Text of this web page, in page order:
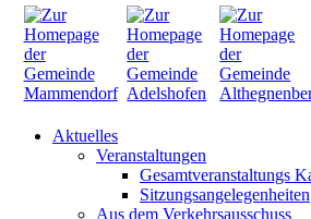
Aktuelles
Veranstaltungen
Gesamtveranstaltungs
Sitzungsangelegenheiten
Aus dem Verkehrsausschuss